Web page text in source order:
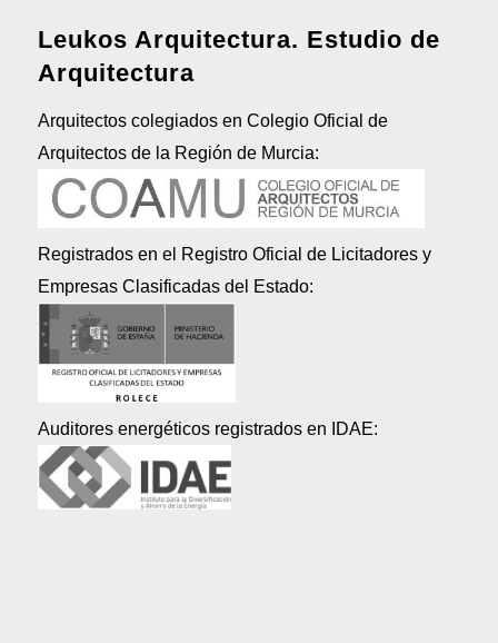
Leukos Arquitectura. Estudio de
Arquitectura
Arquitectos colegiados en Colegio Oficial de
Arquitectos de la Región de Murcia:
Registrados en el Registro Oficial de Licitadores y
Empresas Clasificadas del Estado:
Auditores energéticos registrados en IDAE: